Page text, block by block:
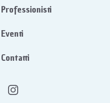
Professionisti
Eventi
Contatti
Instagram